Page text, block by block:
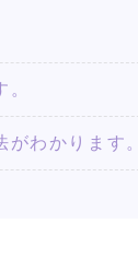
わかります。